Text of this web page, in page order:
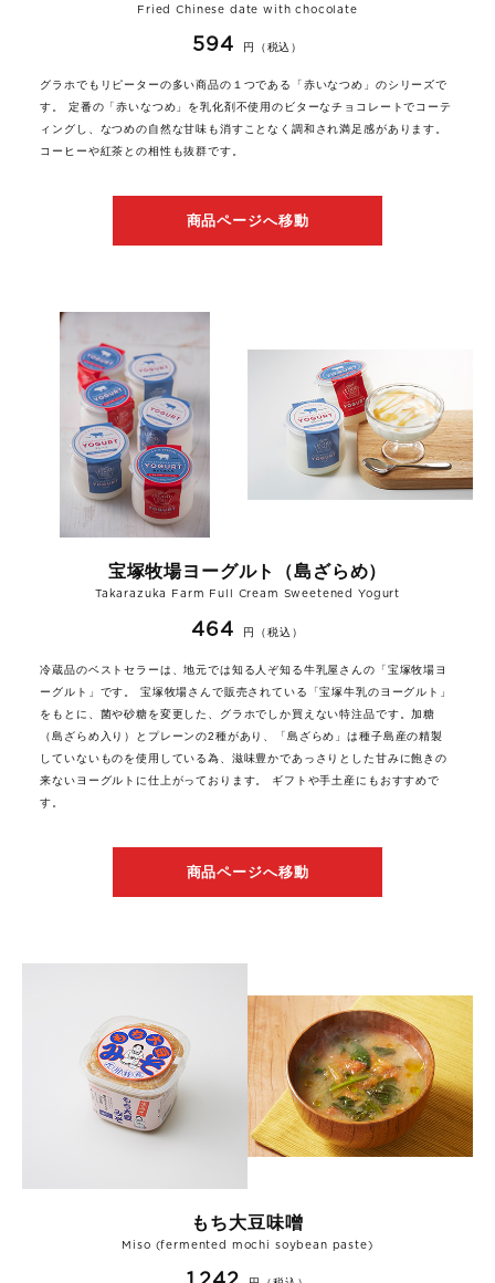
Fried Chinese date with chocolate
594 円（税込）
グラホでもリピーターの多い商品の１つである「赤いなつめ」のシリーズで
す。 定番の「赤いなつめ」を乳化剤不使用のビターなチョコレートでコーテ
ィングし、なつめの自然な甘味も消すことなく調和され満足感があります。
コーヒーや紅茶との相性も抜群です。
商品ページへ移動
宝塚牧場ヨーグルト（島ざらめ）
Takarazuka Farm Full Cream Sweetened Yogurt
464 円（税込）
冷蔵品のベストセラーは、地元では知る人ぞ知る牛乳屋さんの「宝塚牧場ヨ
ーグルト」です。 宝塚牧場さんで販売されている「宝塚牛乳のヨーグルト」
をもとに、菌や砂糖を変更した、グラホでしか買えない特注品です。加糖
（島ざらめ入り）とプレーンの2種があり、「島ざらめ」は種子島産の精製
していないものを使用している為、滋味豊かであっさりとした甘みに飽きの
来ないヨーグルトに仕上がっております。 ギフトや手土産にもおすすめで
す。
商品ページへ移動
もち大豆味噌
Miso (fermented mochi soybean paste)